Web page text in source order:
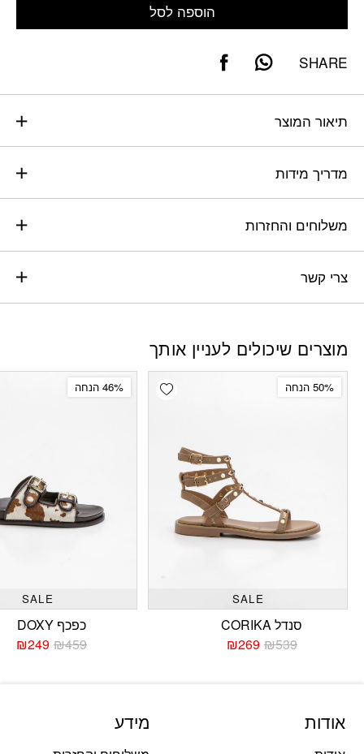
הוספה לסל
SHARE
תיאור המוצר
מדריך מידות
משלוחים והחזרות
צרי קשר
מוצרים שיכולים לעניין אותך
Add wishlist 50% הנחה
SALE
סנדל CORIKA
₪539
המחיר
₪269המחיר
46% הנחה
SALE
כפכף DOXY
₪459
₪249
אודות מידע